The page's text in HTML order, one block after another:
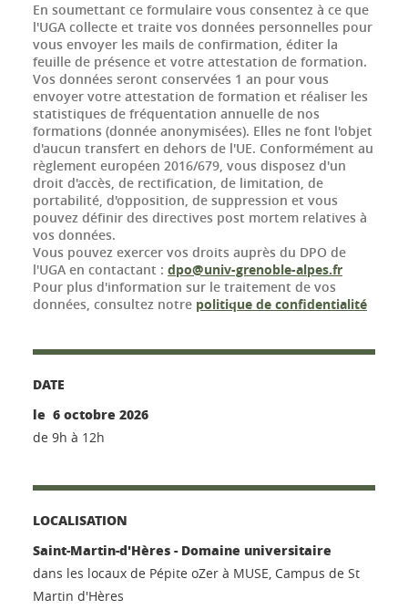
En soumettant ce formulaire vous consentez à ce que
l'UGA collecte et traite vos données personnelles pour
vous envoyer les mails de confirmation, éditer la
feuille de présence et votre attestation de formation.
Vos données seront conservées 1 an pour vous
envoyer votre attestation de formation et réaliser les
statistiques de fréquentation annuelle de nos
formations (donnée anonymisées). Elles ne font l'objet
d'aucun transfert en dehors de l'UE. Conformément au
règlement européen 2016/679, vous disposez d'un
droit d'accès, de rectification, de limitation, de
portabilité, d'opposition, de suppression et vous
pouvez définir des directives post mortem relatives à
vos données.
Vous pouvez exercer vos droits auprès du DPO de
l'UGA en contactant : dpo@univ-grenoble-alpes.fr
Pour plus d'information sur le traitement de vos
données, consultez notre politique de confidentialité
DATE
le 6 octobre 2026
de 9h à 12h
LOCALISATION
Saint-Martin-d'Hères - Domaine universitaire
dans les locaux de Pépite oZer à MUSE, Campus de St
Martin d'Hères